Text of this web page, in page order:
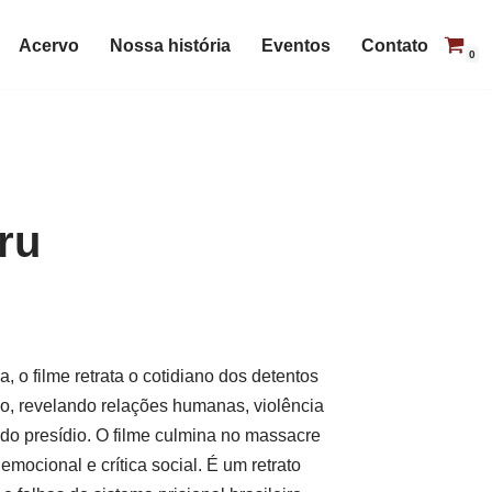
Acervo Nossa história Eventos Contato 0
o filme retrata o cotidiano dos detentos
revelando relações humanas, violência
presídio. O filme culmina no massacre
e crítica social. É um retrato